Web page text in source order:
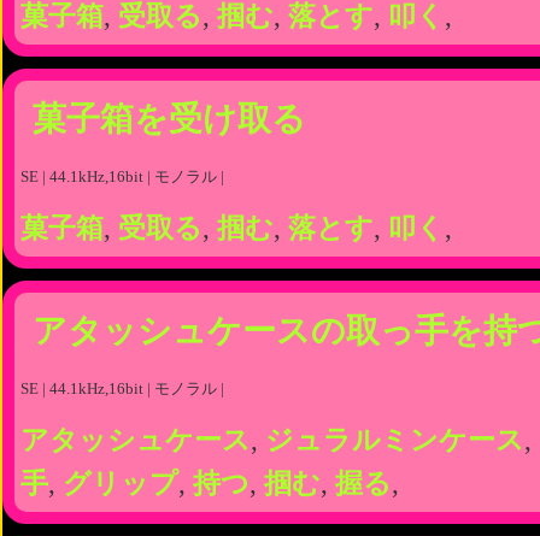
菓子箱, 受取る, 掴む, 落とす, 叩く ,
菓子箱を受け取る
SE | 44.1kHz,16bit | モノラル |
菓子箱, 受取る, 掴む, 落とす, 叩く ,
アタッシュケースの取っ手を持
SE | 44.1kHz,16bit | モノラル |
アタッシュケース, ジュラルミンケース,
手, グリップ, 持つ, 掴む, 握る,